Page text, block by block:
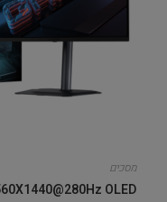
מסכים
OLED